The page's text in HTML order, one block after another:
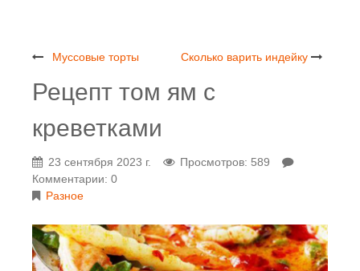
Муссовые торты Сколько варить индейку
Рецепт том ям с
креветками
23 сентября 2023 г.
Просмотров: 589
Комментарии: 0
Разное